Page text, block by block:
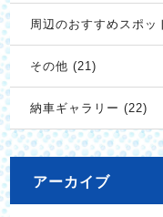
周辺のおすすめスポッ
その他 (21)
納車ギャラリー (22)
アーカイブ